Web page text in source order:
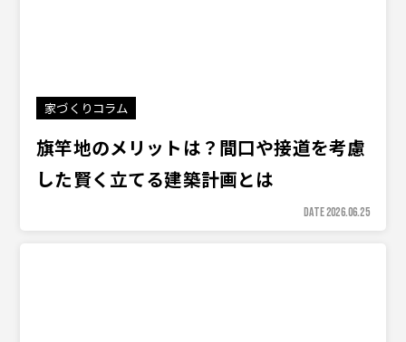
家づくりコラム
旗竿地のメリットは？間口や接道を考慮
した賢く立てる建築計画とは
DATE 2026.06.25